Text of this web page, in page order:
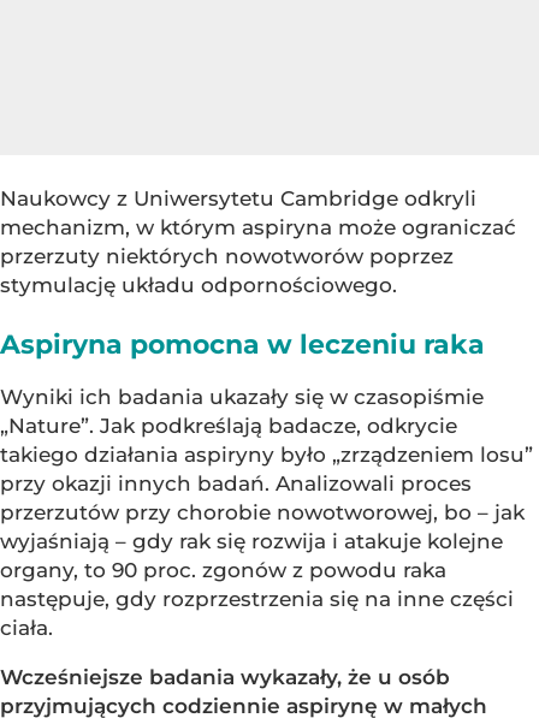
Naukowcy z Uniwersytetu Cambridge odkryli
mechanizm, w którym aspiryna może ograniczać
przerzuty niektórych nowotworów poprzez
stymulację układu odpornościowego.
Aspiryna pomocna w leczeniu raka
Wyniki ich badania ukazały się w czasopiśmie
„Nature”. Jak podkreślają badacze, odkrycie
takiego działania aspiryny było „zrządzeniem losu”
przy okazji innych badań. Analizowali proces
przerzutów przy chorobie nowotworowej, bo – jak
wyjaśniają – gdy rak się rozwija i atakuje kolejne
organy, to 90 proc. zgonów z powodu raka
następuje, gdy rozprzestrzenia się na inne części
ciała.
Wcześniejsze badania wykazały, że u osób
przyjmujących codziennie aspirynę w małych